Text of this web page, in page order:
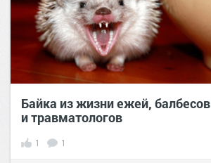
Байка из жизни ежей, балбесов
и травматологов
1 1